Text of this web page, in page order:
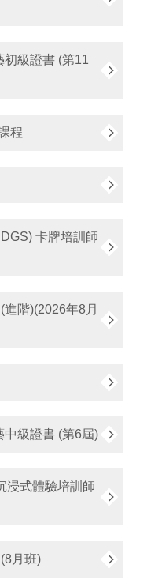
初級證書 (第11
程
卡牌培訓師
階)(2026年8月
中級證書 (第6屆)
浸式體驗培訓師
月班)